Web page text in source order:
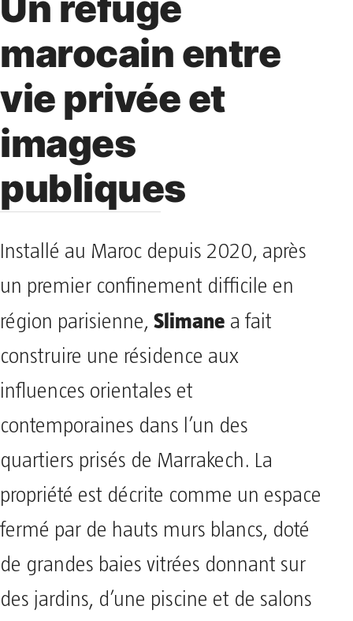
marocain entre
vie privée et
images
publiques
Installé au Maroc depuis 2020, après
un premier confinement difficile en
région parisienne, Slimane a fait
construire une résidence aux
influences orientales et
contemporaines dans l’un des
quartiers prisés de Marrakech. La
propriété est décrite comme un espace
fermé par de hauts murs blancs, doté
de grandes baies vitrées donnant sur
des jardins, d’une piscine et de salons